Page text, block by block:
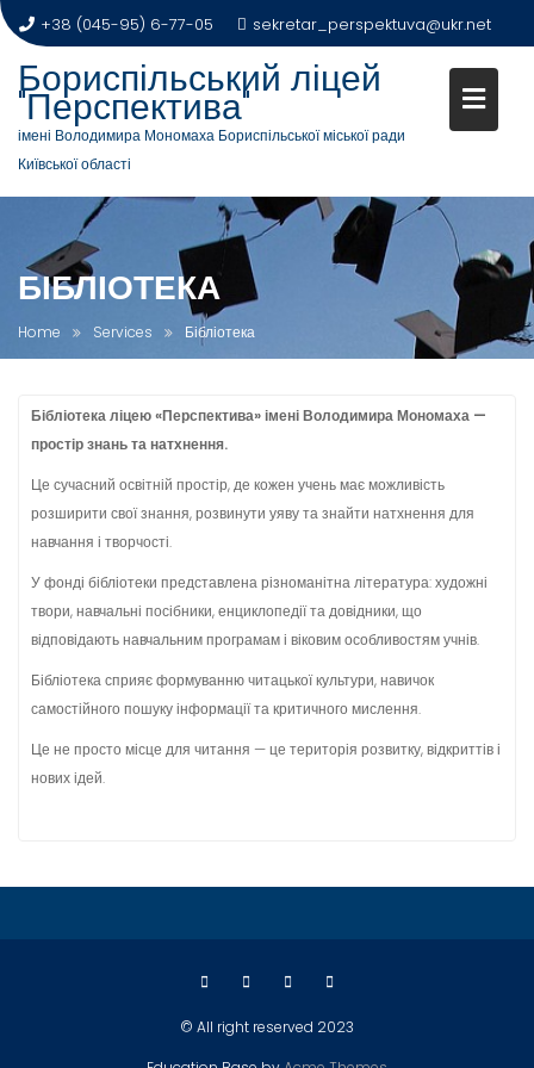
Skip
content
+38 (045-95) 6-77-05 sekretar_perspektuva@ukr.net
Бориспільський ліцей
"Перспектива"
імені Володимира Мономаха Бориспільської міської ради
Київської області
БІБЛІОТЕКА
Home Services Бібліотека
Бібліотека ліцею «Перспектива» імені Володимира Мономаха —
простір знань та натхнення.
Це сучасний освітній простір, де кожен учень має можливість
розширити свої знання, розвинути уяву та знайти натхнення для
навчання і творчості.
У фонді бібліотеки представлена різноманітна література: художні
твори, навчальні посібники, енциклопедії та довідники, що
відповідають навчальним програмам і віковим особливостям учнів.
Бібліотека сприяє формуванню читацької культури, навичок
самостійного пошуку інформації та критичного мислення.
Це не просто місце для читання — це територія розвитку, відкриттів і
нових ідей.
© All right reserved 2023